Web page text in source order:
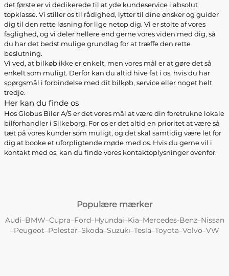
det første er vi dedikerede til at yde kundeservice i absolut
topklasse. Vi stiller os til rådighed, lytter til dine ønsker og guider
dig til den rette løsning for lige netop dig. Vi er stolte af vores
faglighed, og vi deler hellere end gerne vores viden med dig, så
du har det bedst mulige grundlag for at træffe den rette
beslutning.
Vi ved, at bilkøb ikke er enkelt, men vores mål er at gøre det så
enkelt som muligt. Derfor kan du altid hive fat i os, hvis du har
spørgsmål i forbindelse med dit bilkøb, service eller noget helt
tredje.
Her kan du finde os
Hos Globus Biler A/S er det vores mål at være din foretrukne lokale
bilforhandler i Silkeborg. For os er det altid en prioritet at være så
tæt på vores kunder som muligt, og det skal samtidig være let for
dig at booke et uforpligtende møde med os. Hvis du gerne vil i
kontakt med os, kan du finde vores kontaktoplysninger ovenfor.
Populære mærker
Audi–BMW–Cupra–Ford–Hyundai–Kia–Mercedes-Benz–Nissan
–Peugeot–Polestar–Skoda–Suzuki–Tesla–Toyota–Volvo–VW